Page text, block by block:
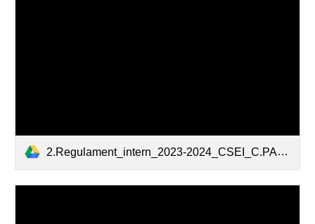
2.Regulament_intern_2023-2024_CSEI_C.PAUNESCU_RECAS.pdf